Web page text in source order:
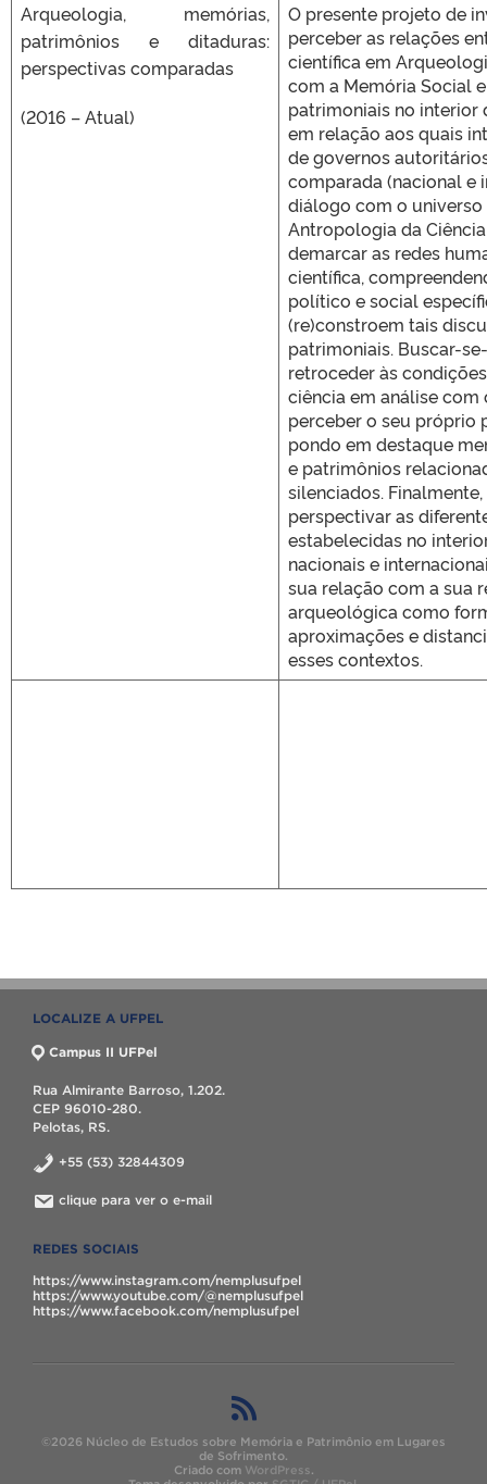
Arqueologia, memórias,
patrimônios e ditaduras:
perspectivas comparadas
(2016 – Atual)
O presente projeto de
perceber as relações
científica em
com a Memória Social
patrimoniais no interior
em relação aos quais
de governos
comparada (nacional e
diálogo com o
Antropologia da
demarcar as redes
científica,
político e social
(re)constroem tais
patrimoniais. Buscar-
retroceder às
ciência em análise
perceber o seu próprio
pondo em destaque
e patrimônios
silenciados.
perspectivar as
estabelecidas no
nacionais e
sua relação com a sua
arqueológica como
aproximações e
esses contextos.
LOCALIZE A UFPEL
Campus II UFPel
Rua Almirante Barroso, 1.202.
CEP 96010-280.
Pelotas, RS.
+55 (53) 32844309
clique para ver o e-mail
REDES SOCIAIS
https://www.instagram.com/nemplusufpel
https://www.youtube.com/@nemplusufpel
https://www.facebook.com/nemplusufpel
©2026 Núcleo de Estudos sobre Memória e Patrimônio em Lugares
de Sofrimento.
Criado com WordPress.